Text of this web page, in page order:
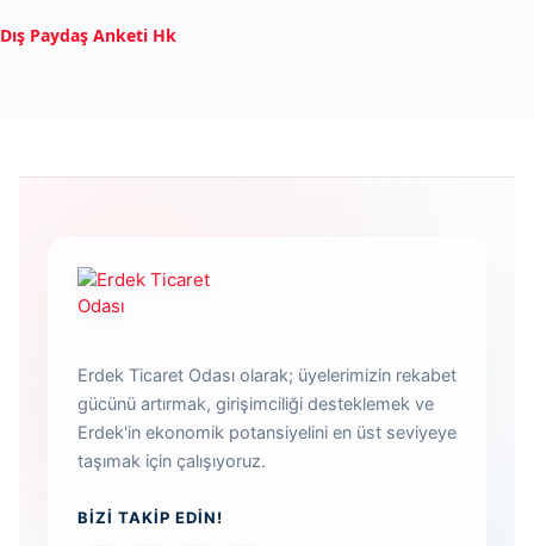
Dış Paydaş Anketi Hk
Erdek Ticaret Odası olarak; üyelerimizin rekabet
gücünü artırmak, girişimciliği desteklemek ve
Erdek'in ekonomik potansiyelini en üst seviyeye
taşımak için çalışıyoruz.
BIZI TAKIP EDIN!